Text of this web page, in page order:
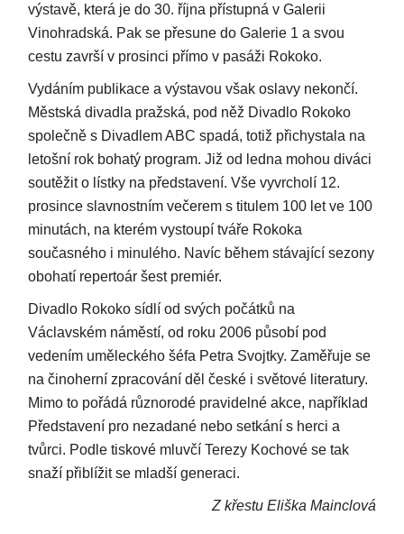
výstavě, která je do 30. října přístupná v Galerii
Vinohradská. Pak se přesune do Galerie 1 a svou
cestu završí v prosinci přímo v pasáži Rokoko.
Vydáním publikace a výstavou však oslavy nekončí.
Městská divadla pražská, pod něž Divadlo Rokoko
společně s Divadlem ABC spadá, totiž přichystala na
letošní rok bohatý program. Již od ledna mohou diváci
soutěžit o lístky na představení. Vše vyvrcholí 12.
prosince slavnostním večerem s titulem 100 let ve 100
minutách, na kterém vystoupí tváře Rokoka
současného i minulého. Navíc během stávající sezony
obohatí repertoár šest premiér.
Divadlo Rokoko sídlí od svých počátků na
Václavském náměstí, od roku 2006 působí pod
vedením uměleckého šéfa Petra Svojtky. Zaměřuje se
na činoherní zpracování děl české i světové literatury.
Mimo to pořádá různorodé pravidelné akce, například
Představení pro nezadané nebo setkání s herci a
tvůrci. Podle tiskové mluvčí Terezy Kochové se tak
snaží přiblížit se mladší generaci.
Z křestu Eliška Mainclová